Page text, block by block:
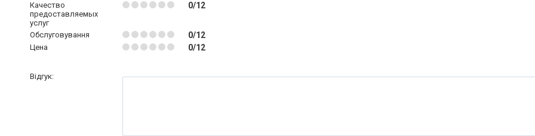
Качество
предоставляемых
услуг
0/12
Обслуговування 0/12
Цена 0/12
Відгук: